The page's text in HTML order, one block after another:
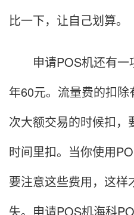
比一下，让自己划算。
申请POS机还有一
年60元。流量费的扣
次大额交易的时候扣，
时间里扣。当你使用
要注意这些费用，这样
失。申请POS机海科